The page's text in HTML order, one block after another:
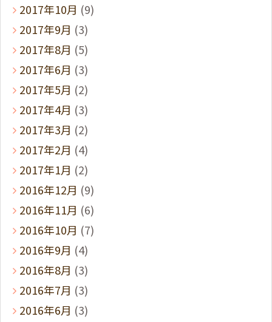
2017年10月 (9)
2017年9月 (3)
2017年8月 (5)
2017年6月 (3)
2017年5月 (2)
2017年4月 (3)
2017年3月 (2)
2017年2月 (4)
2017年1月 (2)
2016年12月 (9)
2016年11月 (6)
2016年10月 (7)
2016年9月 (4)
2016年8月 (3)
2016年7月 (3)
2016年6月 (3)